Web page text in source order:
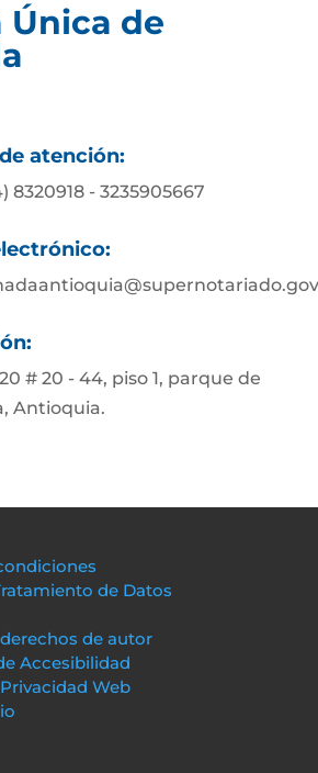
Única de
atención:
8320918 - 3235905667
# 20 - 44, piso 1, parque de
Antioquia.
de Datos
de autor
Accesibilidad
Web